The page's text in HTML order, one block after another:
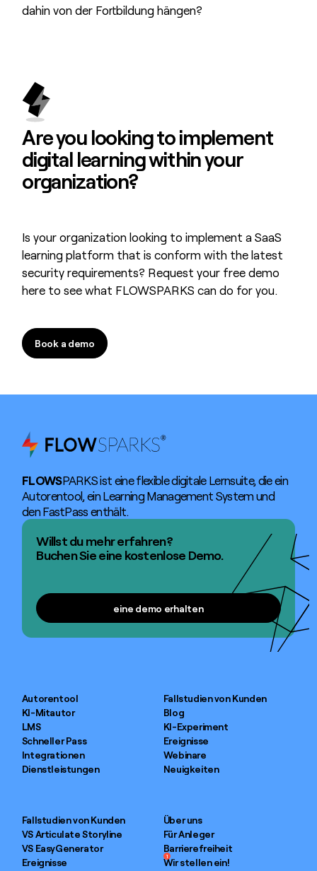
dahin von der Fortbildung hängen?
Are you looking toimplement
digital learningwithin your
organization?
Is your organization looking to implement a SaaS
learning platform that is conform with the latest
security requirements? Request your free demo
here to see what FLOWSPARKS can do for you.
Book a demo
Book a demo
FLOWSPARKS ist eine flexible digitale Lernsuite, die ein
Autorentool, ein Learning Management System und
den FastPass enthält.
Willst du mehr erfahren?
Buchen Sie eine kostenlose Demo.
eine demo erhalteneine demo erhalten
Autorentool
KI-Mitautor
LMS
Schneller Pass
Integrationen
Dienstleistungen
Fallstudien von Kunden
Blog
KI-Experiment
Ereignisse
Webinare
Neuigkeiten
Fallstudien von Kunden
VS Articulate Storyline
VS EasyGenerator
Ereignisse
Über uns
Für Anleger
Barrierefreiheit
Wir stellen ein!
1